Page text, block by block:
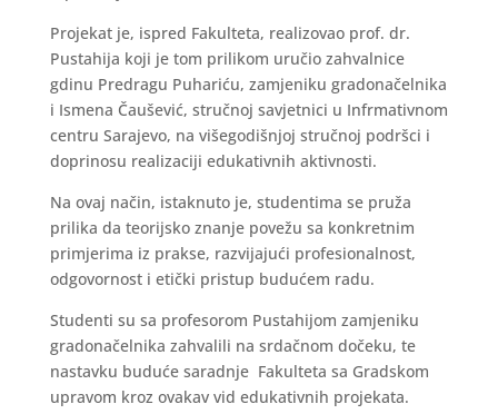
Projekat je, ispred Fakulteta, realizovao prof. dr.
Pustahija koji je tom prilikom uručio zahvalnice
gdinu Predragu Puhariću, zamjeniku gradonačelnika
i Ismena Čaušević, stručnoj savjetnici u Infrmativnom
centru Sarajevo, na višegodišnjoj stručnoj podršci i
doprinosu realizaciji edukativnih aktivnosti.
Na ovaj način, istaknuto je, studentima se pruža
prilika da teorijsko znanje povežu sa konkretnim
primjerima iz prakse, razvijajući profesionalnost,
odgovornost i etički pristup budućem radu.
Studenti su sa profesorom Pustahijom zamjeniku
gradonačelnika zahvalili na srdačnom dočeku, te
nastavku buduće saradnje Fakulteta sa Gradskom
upravom kroz ovakav vid edukativnih projekata.